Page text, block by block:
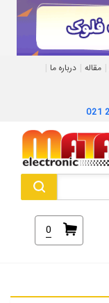
| مقاله | درباره ما |
0